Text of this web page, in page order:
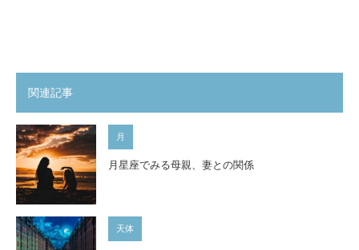
関連記事
月
月星座でみる母親、妻との関係
天体